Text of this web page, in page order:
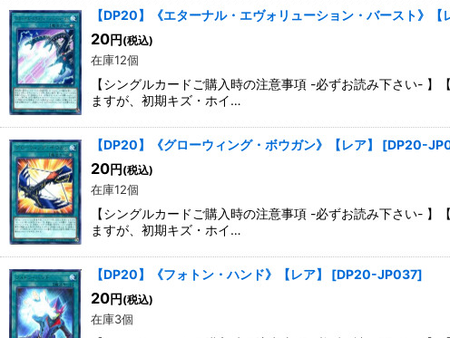
【DP20】《エターナル・エヴォリューション・バースト》【
20円 (税込)
在庫12個
【シングルカードご購入時の注意事項 -必ずお読み下さい-
ますが、初期キズ・ホイ…
【DP20】《グローウィング・ボウガン》【レア】 [DP20-
20円 (税込)
在庫12個
【シングルカードご購入時の注意事項 -必ずお読み下さい-
ますが、初期キズ・ホイ…
【DP20】《フォトン・ハンド》【レア】 [DP20-JP037]
20円 (税込)
在庫3個